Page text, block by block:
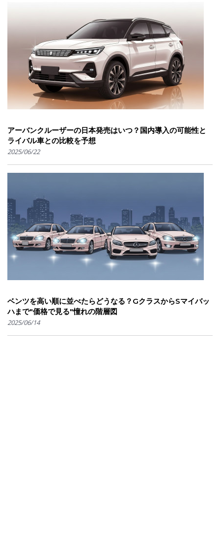
アーバンクルーザーの日本発売はいつ？国内導入の可能性と
ライバル車との比較を予想
2025/06/22
ベンツを高い順に並べたらどうなる？GクラスからSマイバッ
ハまで"価格で見る"憧れの階層図
2025/06/14